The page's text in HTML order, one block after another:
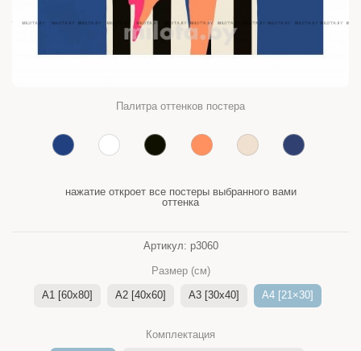
Палитра оттенков постера
нажатие откроет все постеры выбранного вами
оттенка
Артикул: p3060
Размер (см)
A1 [60x80]
A2 [40x60] A3 [30x40] A4 [21×30]
Комплектация